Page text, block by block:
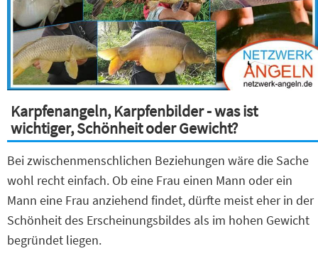
Karpfenangeln, Karpfenbilder - was ist
wichtiger, Schönheit oder Gewicht?
Bei zwischenmenschlichen Beziehungen wäre die Sache
wohl recht einfach. Ob eine Frau einen Mann oder ein
Mann eine Frau anziehend findet, dürfte meist eher in der
Schönheit des Erscheinungsbildes als im hohen Gewicht
begründet liegen.